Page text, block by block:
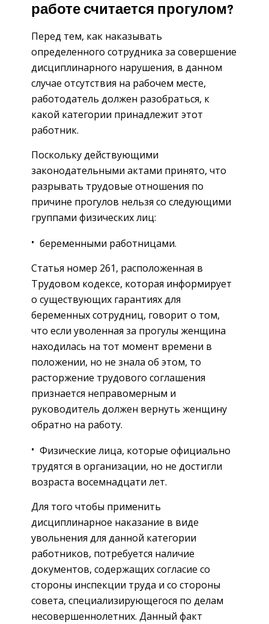
работе считается прогулом?
Перед тем, как наказывать
определенного сотрудника за совершение
дисциплинарного нарушения, в данном
случае отсутствия на рабочем месте,
работодатель должен разобраться, к
какой категории принадлежит этот
работник.
Поскольку действующими
законодательными актами принято, что
разрывать трудовые отношения по
причине прогулов нельзя со следующими
группами физических лиц:
беременными работницами.
Статья номер 261, расположенная в
Трудовом кодексе, которая информирует
о существующих гарантиях для
беременных сотрудниц, говорит о том,
что если уволенная за прогулы женщина
находилась на тот момент времени в
положении, но не знала об этом, то
расторжение трудового соглашения
признается неправомерным и
руководитель должен вернуть женщину
обратно на работу.
Физические лица, которые официально
трудятся в организации, но не достигли
возраста восемнадцати лет.
Для того чтобы применить
дисциплинарное наказание в виде
увольнения для данной категории
работников, потребуется наличие
документов, содержащих согласие со
стороны инспекции труда и со стороны
совета, специализирующегося по делам
несовершеннолетних. Данный факт